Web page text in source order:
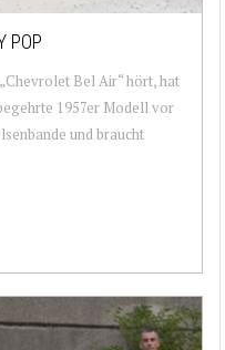
POP
Bel Air“ hört, hat
1957er Modell vor
und braucht